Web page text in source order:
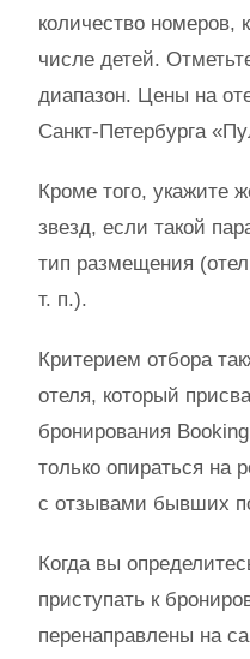
количество номеров,
числе детей.
диапазон. Цены на
Санкт-Петербурга
Кроме того, укажите
звезд, если такой
тип размещения
т. п.).
Критерием отбора
отеля, который
бронирования
только опираться на
с отзывами бывших
Когда вы
приступать к
перенаправлены на